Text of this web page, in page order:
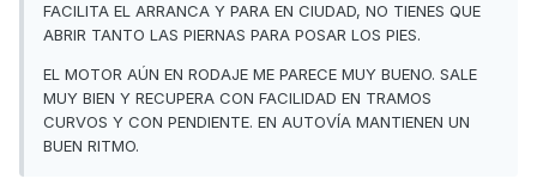
FACILITA EL ARRANCA Y PARA EN CIUDAD, NO TIENES QUE
ABRIR TANTO LAS PIERNAS PARA POSAR LOS PIES.
EL MOTOR AÚN EN RODAJE ME PARECE MUY BUENO. SALE
MUY BIEN Y RECUPERA CON FACILIDAD EN TRAMOS
CURVOS Y CON PENDIENTE. EN AUTOVÍA MANTIENEN UN
BUEN RITMO.